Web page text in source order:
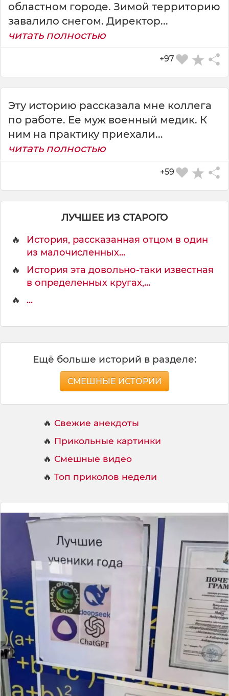
областном городе. Зимой территорию
завалило снегом. Директор...
читать полностью
+97
Эту историю рассказала мне коллега
по работе. Ее муж военный медик. К
ним на практику приехали...
читать полностью
+59
ЛУЧШЕЕ ИЗ СТАРОГО
🔥
История, рассказанная отцом в один
из малочисленных...
🔥
История эта довольно-таки известная
в определенных кругах,...
🔥
...
Ещё больше историй в разделе:
СМЕШНЫЕ ИСТОРИИ
🔥 Свежие анекдоты
🔥 Прикольные картинки
🔥 Смешные видео
🔥 Топ приколов недели